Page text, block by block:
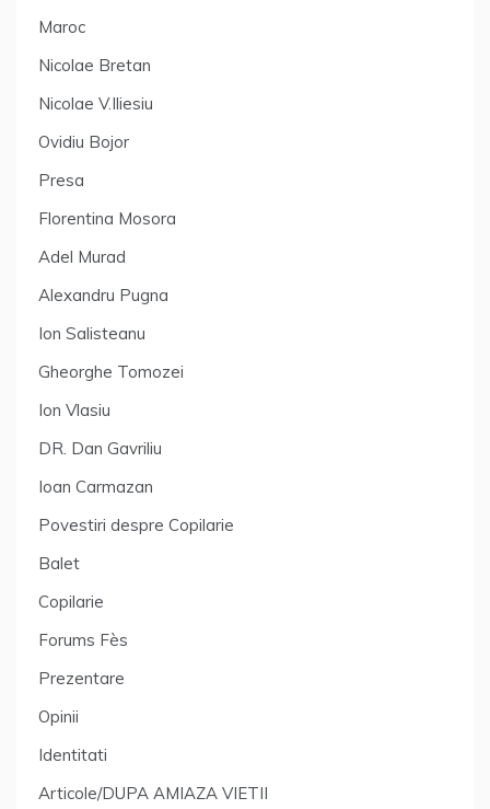
Maroc
Nicolae Bretan
Nicolae V.Iliesiu
Ovidiu Bojor
Presa
Florentina Mosora
Adel Murad
Alexandru Pugna
Ion Salisteanu
Gheorghe Tomozei
Ion Vlasiu
DR. Dan Gavriliu
Ioan Carmazan
Povestiri despre Copilarie
Balet
Copilarie
Forums Fès
Prezentare
Opinii
Identitati
Articole/DUPA AMIAZA VIETII